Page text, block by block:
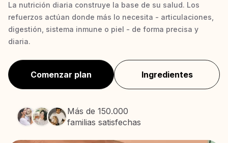
La nutrición diaria construye la base de su salud. Los
refuerzos actúan donde más lo necesita - articulaciones,
digestión, sistema inmune o piel - de forma precisa y
diaria.
Comenzar plan Ingredientes
Más de 150.000
familias satisfechas